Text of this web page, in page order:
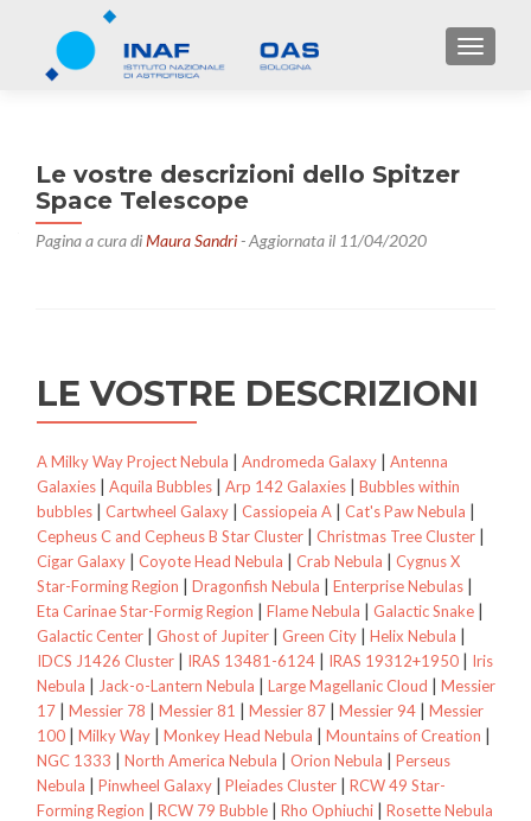
Le vostre descrizioni dello Spitzer
Space Telescope
Pagina a cura diMaura Sandri- Aggiornata il 11/04/2020
LE VOSTRE DESCRIZIONI
A Milky Way Project Nebula | Andromeda Galaxy | Antenna
Galaxies | Aquila Bubbles | Arp 142 Galaxies | Bubbles within
bubbles | Cartwheel Galaxy | Cassiopeia A | Cat's Paw Nebula |
Cepheus C and Cepheus B Star Cluster | Christmas Tree Cluster |
Cigar Galaxy | Coyote Head Nebula | Crab Nebula | Cygnus X
Star-Forming Region | Dragonfish Nebula | Enterprise Nebulas |
Eta Carinae Star-Formig Region | Flame Nebula | Galactic Snake |
Galactic Center | Ghost of Jupiter | Green City | Helix Nebula |
IDCS J1426 Cluster | IRAS 13481-6124 | IRAS 19312+1950 | Iris
Nebula | Jack-o-Lantern Nebula | Large Magellanic Cloud | Messier
17 | Messier 78 | Messier 81 | Messier 87 | Messier 94 | Messier
100 | Milky Way | Monkey Head Nebula | Mountains of Creation |
NGC 1333 | North America Nebula | Orion Nebula | Perseus
Nebula | Pinwheel Galaxy | Pleiades Cluster | RCW 49 Star-
Forming Region | RCW 79 Bubble | Rho Ophiuchi | Rosette Nebula